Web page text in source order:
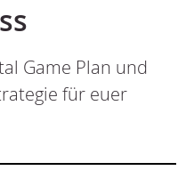
Game Plan und
für euer